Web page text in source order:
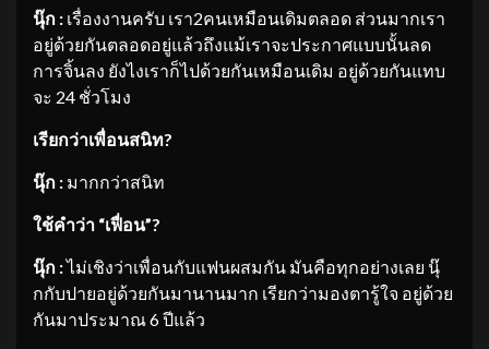
นุ๊ก : เรื่องงานครับ เรา2คนเหมือนเดิมตลอด ส่วนมากเรา
อยู่ด้วยกันตลอดอยู่แล้วถึงแม้เราจะประกาศแบบนั้นลด
การจิ้นลง ยังไงเราก็ไปด้วยกันเหมือนเดิม อยู่ด้วยกันแทบ
จะ 24 ชั่วโมง
เรียกว่าเพื่อนสนิท?
นุ๊ก : มากกว่าสนิท
ใช้คำว่า “เฟื่อน”?
นุ๊ก :ไม่เชิงว่าเพื่อนกับแฟนผสมกัน มันคือทุกอย่างเลย นุ๊
กกับปายอยู่ด้วยกันมานานมาก เรียกว่ามองตารู้ใจ อยู่ด้วย
กันมาประมาณ 6 ปีแล้ว